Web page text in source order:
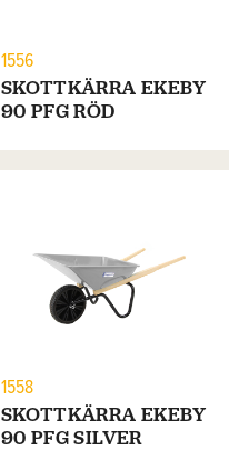
1556
SKOTTKÄRRA EKEBY
90 PFG RÖD
1558
SKOTTKÄRRA EKEBY
90 PFG SILVER